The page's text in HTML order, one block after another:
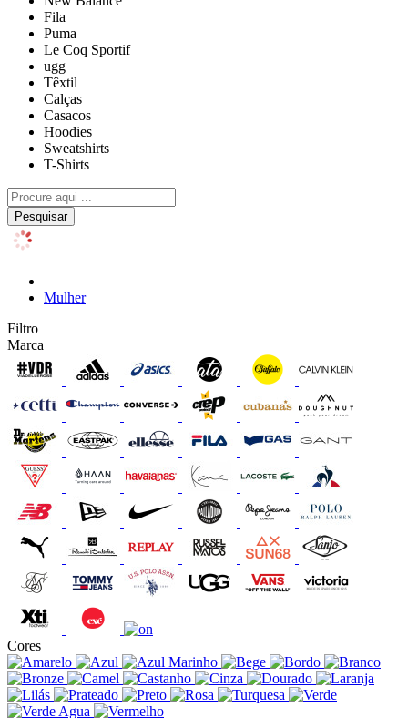
Fila
Puma
Le Coq Sportif
ugg
Têxtil
Calças
Casacos
Hoodies
Sweatshirts
T-Shirts
Pesquisar
Mulher
Filtro
Marca
Cores